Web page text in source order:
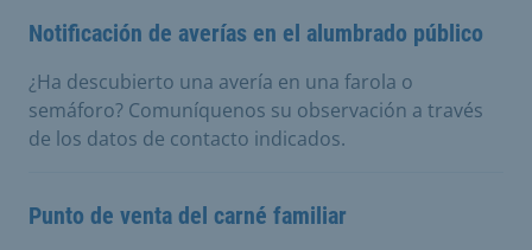
Notificación de averías en el alumbrado público
¿Ha descubierto una avería en una farola o
semáforo? Comuníquenos su observación a través
de los datos de contacto indicados.
Punto de venta del carné familiar